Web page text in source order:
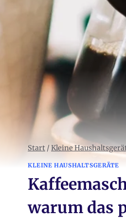
Start / Kleine
KLEINE HAUSHALTSGERÄTE
warum das